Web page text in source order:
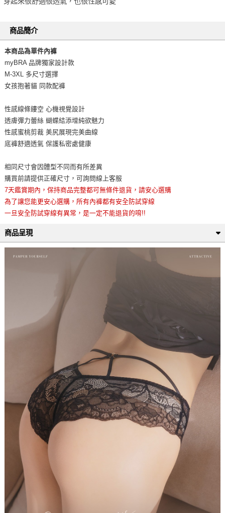
商品簡介
本商品為單件內褲
myBRA 品牌獨家設計款
M-3XL 多尺寸選擇
女孩抱著貓 同款配褲
性感線條鏤空 心機視覺設計
透膚彈力蕾絲 蝴蝶結添增純欲魅力
性感蜜桃剪裁 美尻展現完美曲線
底褲舒適透氣 保護私密處健康
相同尺寸會因體型不同而有所差異
購買前請提供正確尺寸，可詢問線上客服
7天鑑賞期內，保持商品完整都可無條件退貨，請安心選購
為了讓您能更安心選購，所有內褲都有安全防試穿線
一旦安全防試穿線有異常，是一定不能退貨的唷!!
商品呈現